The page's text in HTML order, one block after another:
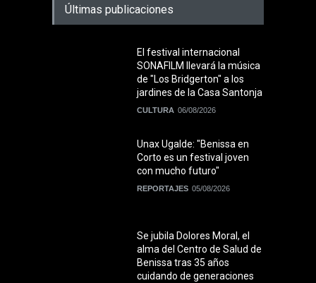
Últimas publicaciones
El festival internacional
SONAFILM llevará la música
de "Los Bridgerton" a los
jardines de la Casa Santonja
CULTURA 06/08/2026
Unax Ugalde: "Benissa en
Corto es un festival joven
con mucho futuro"
REPORTAJES 05/08/2026
Se jubila Dolores Moral, el
alma del Centro de Salud de
Benissa tras 35 años
cuidando de generaciones